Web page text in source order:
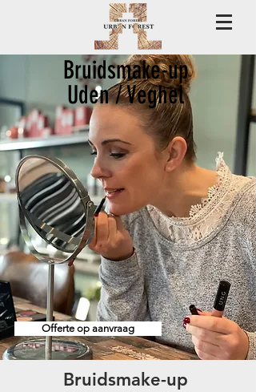
Bruidsmake-up
Uden / Veghel
Offerte op aanvraag
Bruidsmake-up